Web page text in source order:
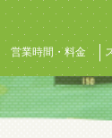
営業時間・料金